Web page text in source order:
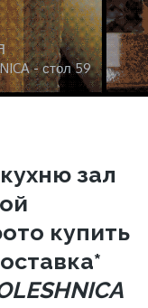
- стол 59
зал
купить